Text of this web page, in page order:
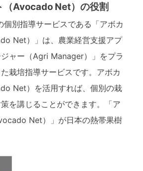
（Avocado Net）の役割
個別指導サービスである「アボカ
Net）」は、農業経営支援アプ
ャー（Agri Manager）」をプラ
栽培指導サービスです。アボカ
Net）を活用すれば、個別の栽
を講じることができます。「ア
Net）」が日本の熱帯果樹